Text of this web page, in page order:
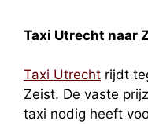
Taxi Utrecht naar
Taxi Utrecht rijdt
Zeist. De vaste
taxi nodig heeft